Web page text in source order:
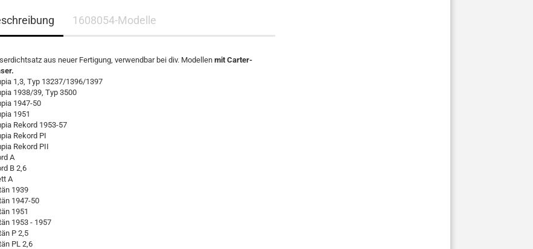
1608054-Modelle
aus neuer Fertigung, verwendbar bei div. Modellenmit Carter-
1,3, Typ 13237/1396/1397
1938/39, Typ 3500
1947-50
1951
Rekord 1953-57
Rekord PI
Rekord PII
A
B 2,6
A
1939
1947-50
1951
1953 - 1957
P 2,5
PL 2,6